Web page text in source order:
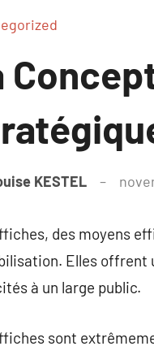
KESTEL
des moyens
Elles offrent
à un large public.
sont